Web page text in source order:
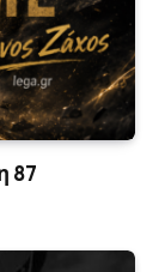
87